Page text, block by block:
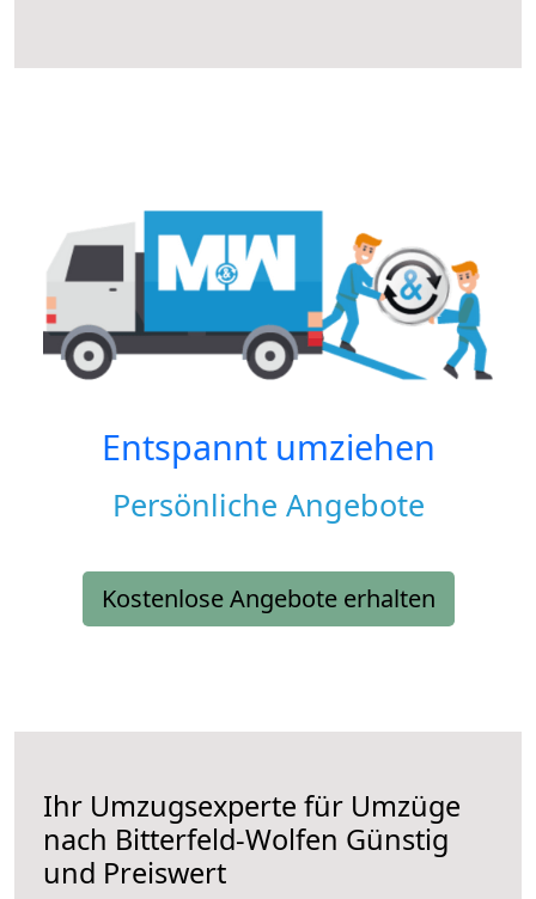
Entspannt umziehen
Persönliche Angebote
Kostenlose Angebote erhalten
Ihr Umzugsexperte für Umzüge
nach Bitterfeld-Wolfen Günstig
und Preiswert